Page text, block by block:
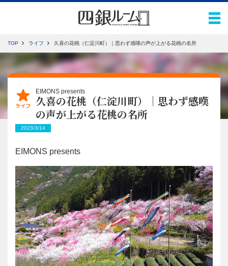
TOP ライフ 久喜の花桃（仁淀川町）｜思わず感嘆の声が上がる花桃の名所
ライフ
EIMONS presents
久喜の花桃（仁淀川町）｜思わず感嘆
の声が上がる花桃の名所
2023/3/14
EIMONS presents